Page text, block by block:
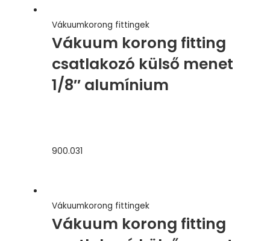
Vákuumkorong fittingek
Vákuum korong fitting
csatlakozó külső menet
1/8″ alumínium
900.031
Vákuumkorong fittingek
Vákuum korong fitting